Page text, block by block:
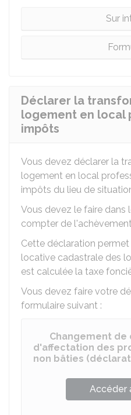
Sur
Déclarer la
logement en local
impôts
Vous devez déclarer la
logement en local
impôts du lieu de
Vous devez le faire dans
compter de
Cette déclaration
locative cadastrale des
est calculée la taxe
Vous devez faire votre
formulaire suivant :
Changement de
d'affectation des
non bâties
Accéder